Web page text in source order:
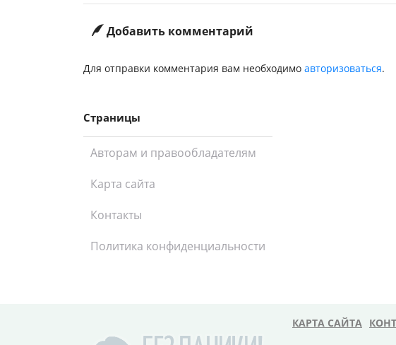
Добавить комментарий
Для отправки комментария вам необходимо авторизоваться.
Страницы
Авторам и правообладателям
Карта сайта
Контакты
Политика конфиденциальности
КАРТА САЙТА